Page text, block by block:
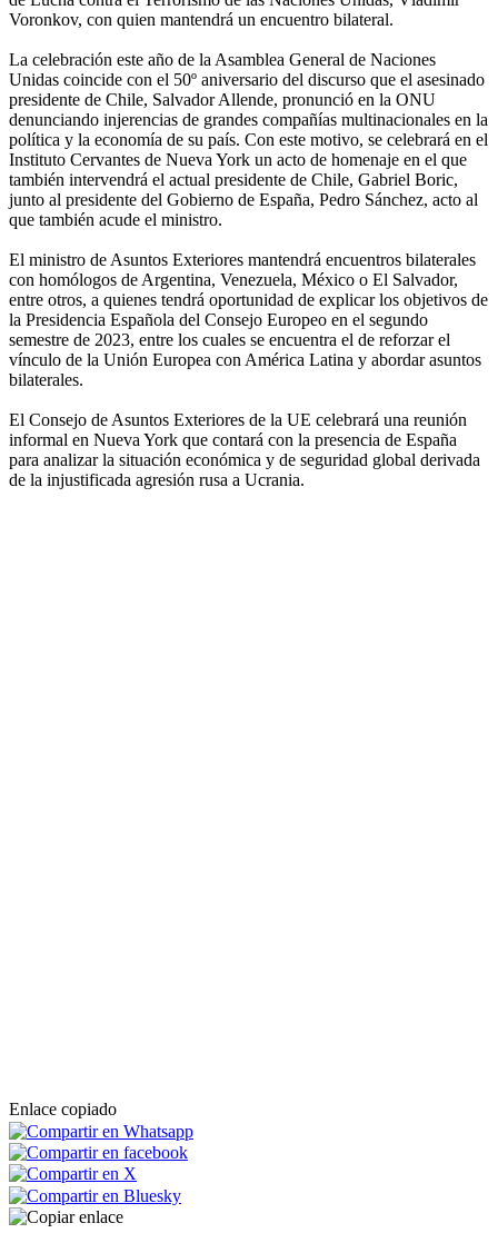
Voronkov, con quien mantendrá un encuentro bilateral.
La celebración este año de la Asamblea General de Naciones
Unidas coincide con el 50º aniversario del discurso que el asesinado
presidente de Chile, Salvador Allende, pronunció en la ONU
denunciando injerencias de grandes compañías multinacionales en la
política y la economía de su país. Con este motivo, se celebrará en el
Instituto Cervantes de Nueva York un acto de homenaje en el que
también intervendrá el actual presidente de Chile, Gabriel Boric,
junto al presidente del Gobierno de España, Pedro Sánchez, acto al
que también acude el ministro.
El ministro de Asuntos Exteriores mantendrá encuentros bilaterales
con homólogos de Argentina, Venezuela, México o El Salvador,
entre otros, a quienes tendrá oportunidad de explicar los objetivos de
la Presidencia Española del Consejo Europeo en el segundo
semestre de 2023, entre los cuales se encuentra el de reforzar el
vínculo de la Unión Europea con América Latina y abordar asuntos
bilaterales.
El Consejo de Asuntos Exteriores de la UE celebrará una reunión
informal en Nueva York que contará con la presencia de España
para analizar la situación económica y de seguridad global derivada
de la injustificada agresión rusa a Ucrania.
Enlace copiado